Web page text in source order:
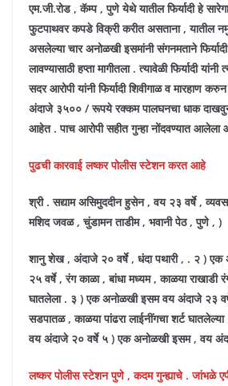
एम.जी.रोड , कॅम्प , पुणे येथे यातील फिर्यादी हे
फुटपाथवर कपडे विक्री करीत असताना , यातील
असलेल्या चार अनोळखी इसमांनी संगनमताने
लावण्यासाठी हप्ता मागीतला . त्यावेळी फिर्यादी
सदर आरोपी यांनी फिर्यादी शिवीगाळ व मारहाण
अंदाजे ३५०० / रूपये रक्कम पालघनचा धाक
आहेत . पाच आरोपी सहीत गुन्हा नोंदवण्यात आलेला
पुढची कारवाई लष्कर पोलीस स्टेशन करत आहे
श्री . सद्याम असिमुददीन हुसेन , वय २३ वर्षे ,
मशिद जवळ , चुंडामन ताडीम , भवानी पेठ , पुणे , )
शानु शेख , अंदाजे २० वर्षे , धंदा पथारी , . २ )
२५ वर्षे , रंग काळा , बांधा मध्यम , काळया राखाडी
घातलेला . ३ ) एक अनोळखी इसम वय अंदाजे २३ वर्षे
सडपातळ , काळया पांढरा लाईनींगचा शर्ट
वय अंदाजे २० वर्षे ५ ) एक अनोळखी इसम , वय
लष्कर पोलीस स्टेशन पुणे , कदम गुन्ह्याचे . जांभळे